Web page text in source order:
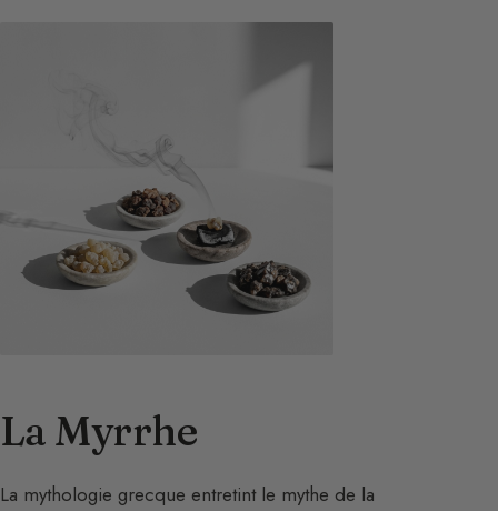
La Myrrhe
La mythologie grecque entretint le mythe de la